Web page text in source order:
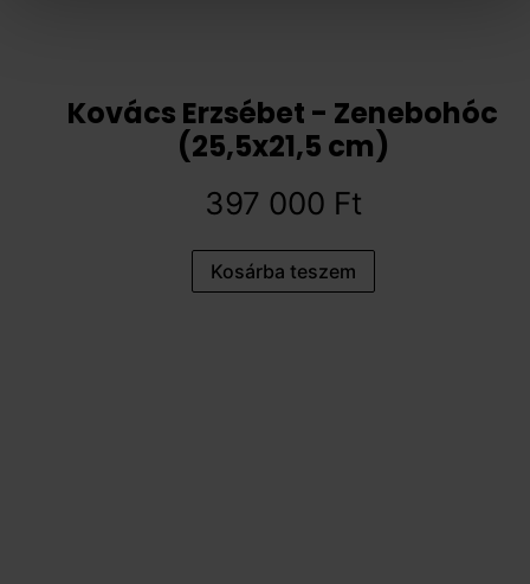
Kovács Erzsébet - Zenebohóc
(25,5x21,5 cm)
397 000 Ft
Kosárba teszem